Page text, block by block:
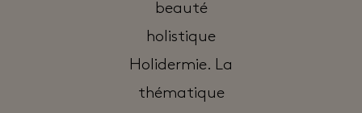
beauté
holistique
Holidermie. La
thématique